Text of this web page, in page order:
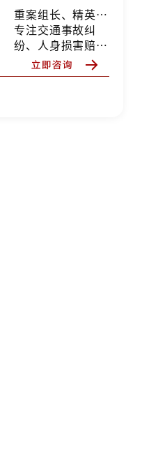
重案组长、精英律师
专注交通事故纠
纷、人身损害赔
偿、合同纠纷、婚
姻家事等